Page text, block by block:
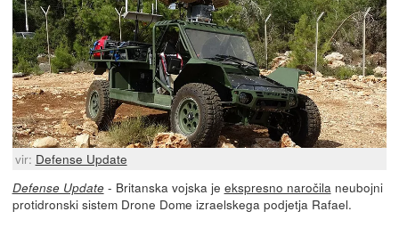
vir: Defense Update
Defense Update- Britanska vojska je ekspresno naročilaneubojni
protidronski sistem Drone Dome izraelskega podjetja Rafael.